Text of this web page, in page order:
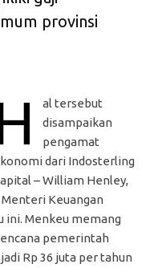
provinsi
al tersebut
disampaikan
pengamat
dari Indosterling
– William Henley,
Keuangan
ini. Menkeu memang
pemerintah
Rp 36 juta per tahun